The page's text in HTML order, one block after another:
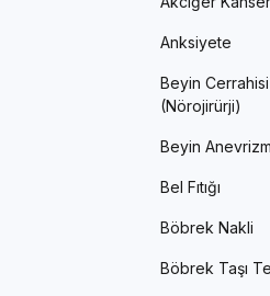
Anksiyete
Beyin Cerrahisi
(Nörojirürji)
Beyin
Bel Fıtığı
Böbrek Nakli
Böbrek Taşı